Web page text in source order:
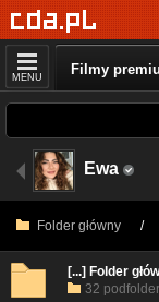
MENU Filmy
Ewa
Folder główny /
[...] Folder
32